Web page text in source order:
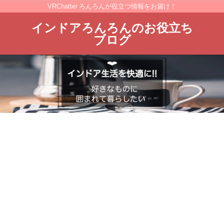
VRChatter ろんろんが役立つ情報をお届け！
インドアろんろんのお役立ち
ブログ